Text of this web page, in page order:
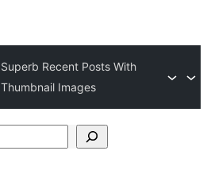
Superb Recent Posts With
Thumbnail Images